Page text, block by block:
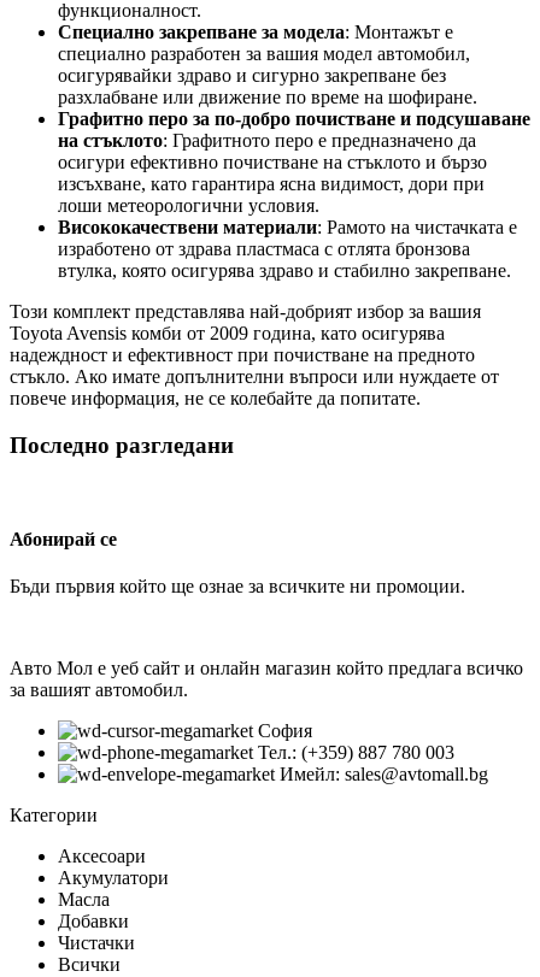
функционалност.
Специално закрепване за модела: Монтажът е
специално разработен за вашия модел автомобил,
осигурявайки здраво и сигурно закрепване без
разхлабване или движение по време на шофиране.
Графитно перо за по-добро почистване и подсушаване
на стъклото: Графитното перо е предназначено да
осигури ефективно почистване на стъклото и бързо
изсъхване, като гарантира ясна видимост, дори при
лоши метеорологични условия.
Висококачествени материали: Рамото на чистачката е
изработено от здрава пластмаса с отлята бронзова
втулка, която осигурява здраво и стабилно закрепване.
Този комплект представлява най-добрият избор за вашия
Toyota Avensis комби от 2009 година, като осигурява
надеждност и ефективност при почистване на предното
стъкло. ​​​​​​​Ако имате допълнителни въпроси или нуждаете от
повече информация, не се колебайте да попитате. ​​​​​​​
Последно разгледани
Абонирай се
Бъди първия който ще ознае за всичките ни промоции.
Авто Мол е уеб сайт и онлайн магазин който предлага всичко
за вашият автомобил.
София
Тел.: (+359) 887 780 003
Имейл: sales@avtomall.bg
Категории
Аксесоари
Акумулатори
Масла
Добавки
Чистачки
Всички